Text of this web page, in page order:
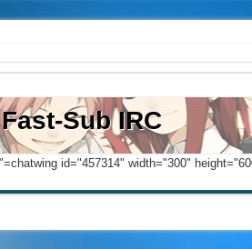
Fast-Sub IRC